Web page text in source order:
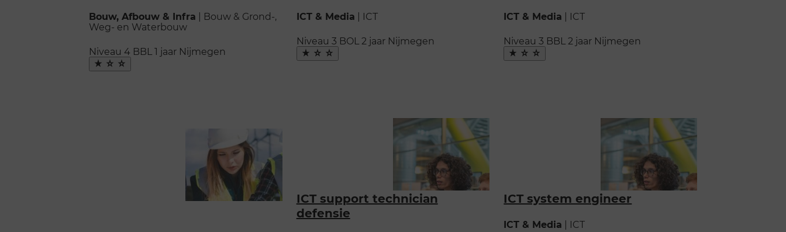
Bouw, Afbouw & Infra | Bouw & Grond-,
Weg- en Waterbouw
Niveau 4 BBL 1 jaar Nijmegen
Maak
favoriet
ICT & Media | ICT
Niveau 3 BOL 2 jaar Nijmegen
Maak
favoriet
ICT & Media | ICT
Niveau 3 BBL 2 jaar Nijmegen
Maak
favoriet
ICT support technician
defensie
ICT system engineer
ICT & Media | ICT